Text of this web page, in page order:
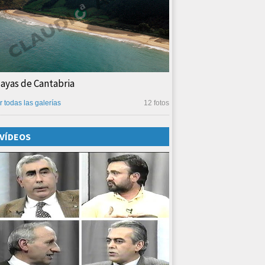
de Cantabria
12 fotos
todas las galerías
VÍDEOS